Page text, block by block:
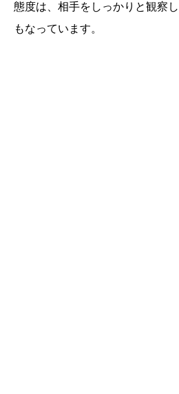
態度は、相手をしっかりと観察
もなっています。